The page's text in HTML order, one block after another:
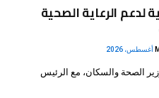
لدعم الرعاية الصحية
الصحة والسكان، مع الرئيس